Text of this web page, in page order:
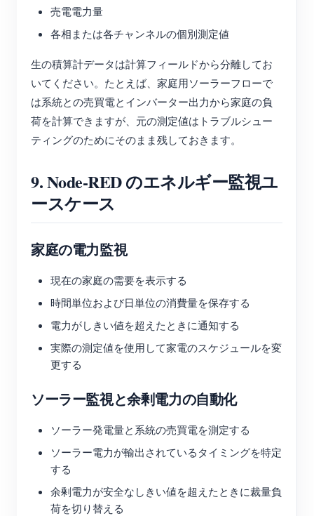
売電電力量
各相または各チャンネルの個別測定値
生の積算計データは計算フィールドから分離してお
いてください。たとえば、家庭用ソーラーフローで
は系統との売買電とインバーター出力から家庭の負
荷を計算できますが、元の測定値はトラブルシュー
ティングのためにそのまま残しておきます。
9. Node-RED のエネルギー監視ユ
ースケース
家庭の電力監視
現在の家庭の需要を表示する
時間単位および日単位の消費量を保存する
電力がしきい値を超えたときに通知する
実際の測定値を使用して家電のスケジュールを変
更する
ソーラー監視と余剰電力の自動化
ソーラー発電量と系統の売買電を測定する
ソーラー電力が輸出されているタイミングを特定
する
余剰電力が安全なしきい値を超えたときに裁量負
荷を切り替える